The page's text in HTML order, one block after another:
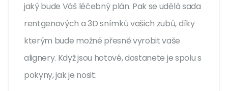
jaký bude Váš léčebný plán. Pak se udělá sada
rentgenových a 3D snímků vašich zubů, díky
kterým bude možné přesně vyrobit vaše
alignery. Když jsou hotové, dostanete je spolu s
pokyny, jak je nosit.